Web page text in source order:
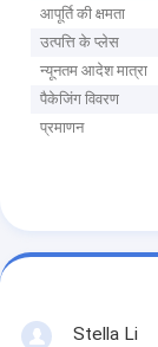
आपूर्ति की क्षमता
उत्पत्ति के प्लेस
न्यूनतम आदेश मात्रा
पैकेजिंग विवरण
प्रमाणन
Stella Li